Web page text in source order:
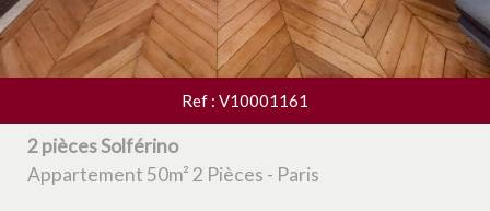
Ref : V10001161
2 pièces Solférino
Appartement 50m² 2 Pièces - Paris